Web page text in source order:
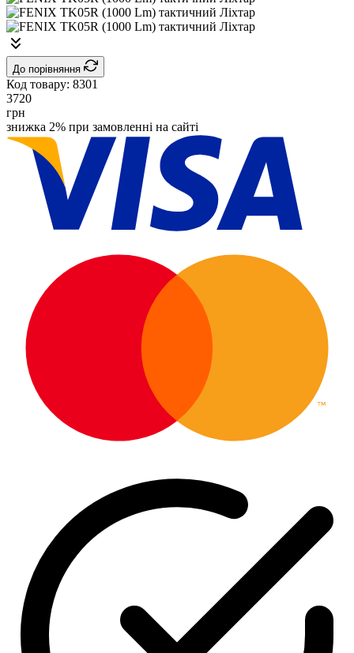
До порівняння
Код товару: 8301
3720
грн
знижка 2% при замовленні на сайті